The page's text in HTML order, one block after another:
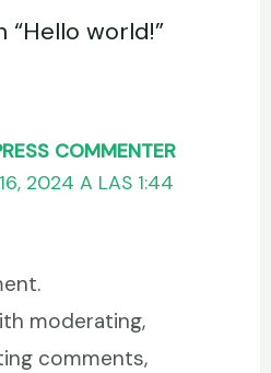
“Hello world!”
COMMENTER
16, 2024 A LAS 1:44
moderating,
comments,